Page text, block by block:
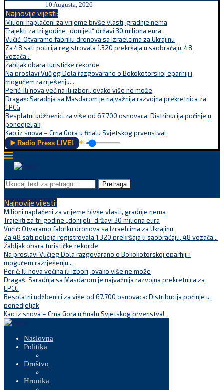
10 Augusta, 2026
Najnovije vijesti:
Milioni naplaćeni za vrijeme bivše vlasti, gradnje nema
Trajekti za tri godine „donijeli“ državi 30 miliona eura
Vučić: Otvaramo fabriku dronova sa Izraelcima za Ukrajinu
Za 48 sati policija registrovala 1.320 prekršaja u saobraćaju, 48
vozača...
Žabljak obara turističke rekorde
Na proslavi Vučjeg Dola razgovarano o Bokokotorskoj eparhiji i
mogućem razrješenju...
Perić: Ili nova većina ili izbori, ovako više ne može
Dragaš: Saradnja sa Masdarom je najvažnija razvojna prekretnica za
EPCG
Besplatni udžbenici za više od 67.700 osnovaca: Distribucija počinje u
ponedjeljak
Kao iz snova – Crna Gora u finalu Svjetskog prvenstva!
▶️ Radio Press LIVE! 🔊
Pretraga
Najnovije vijesti:
Milioni naplaćeni za vrijeme bivše vlasti, gradnje nema
Trajekti za tri godine „donijeli“ državi 30 miliona eura
Vučić: Otvaramo fabriku dronova sa Izraelcima za Ukrajinu
Za 48 sati policija registrovala 1.320 prekršaja u saobraćaju, 48 vozača...
Žabljak obara turističke rekorde
Na proslavi Vučjeg Dola razgovarano o Bokokotorskoj eparhiji i
mogućem razrješenju...
Perić: Ili nova većina ili izbori, ovako više ne može
Dragaš: Saradnja sa Masdarom je najvažnija razvojna prekretnica za
EPCG
Besplatni udžbenici za više od 67.700 osnovaca: Distribucija počinje u
ponedjeljak
Kao iz snova – Crna Gora u finalu Svjetskog prvenstva!
Naslovna
Politika
Društvo
Hronika